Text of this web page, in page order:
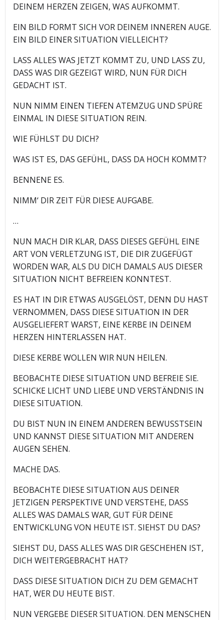
DEINEM HERZEN ZEIGEN, WAS AUFKOMMT.
EIN BILD FORMT SICH VOR DEINEM INNEREN AUGE.
EIN BILD EINER SITUATION VIELLEICHT?
LASS ALLES WAS JETZT KOMMT ZU, UND LASS ZU,
DASS WAS DIR GEZEIGT WIRD, NUN FÜR DICH
GEDACHT IST.
NUN NIMM EINEN TIEFEN ATEMZUG UND SPÜRE
EINMAL IN DIESE SITUATION REIN.
WIE FÜHLST DU DICH?
WAS IST ES, DAS GEFÜHL, DASS DA HOCH KOMMT?
BENNENE ES.
NIMM‘ DIR ZEIT FÜR DIESE AUFGABE.
…
NUN MACH DIR KLAR, DASS DIESES GEFÜHL EINE
ART VON VERLETZUNG IST, DIE DIR ZUGEFÜGT
WORDEN WAR, ALS DU DICH DAMALS AUS DIESER
SITUATION NICHT BEFREIEN KONNTEST.
ES HAT IN DIR ETWAS AUSGELÖST, DENN DU HAST
VERNOMMEN, DASS DIESE SITUATION IN DER
AUSGELIEFERT WARST, EINE KERBE IN DEINEM
HERZEN HINTERLASSEN HAT.
DIESE KERBE WOLLEN WIR NUN HEILEN.
BEOBACHTE DIESE SITUATION UND BEFREIE SIE.
SCHICKE LICHT UND LIEBE UND VERSTÄNDNIS IN
DIESE SITUATION.
DU BIST NUN IN EINEM ANDEREN BEWUSSTSEIN
UND KANNST DIESE SITUATION MIT ANDEREN
AUGEN SEHEN.
MACHE DAS.
BEOBACHTE DIESE SITUATION AUS DEINER
JETZIGEN PERSPEKTIVE UND VERSTEHE, DASS
ALLES WAS DAMALS WAR, GUT FÜR DEINE
ENTWICKLUNG VON HEUTE IST. SIEHST DU DAS?
SIEHST DU, DASS ALLES WAS DIR GESCHEHEN IST,
DICH WEITERGEBRACHT HAT?
DASS DIESE SITUATION DICH ZU DEM GEMACHT
HAT, WER DU HEUTE BIST.
NUN VERGEBE DIESER SITUATION. DEN MENSCHEN